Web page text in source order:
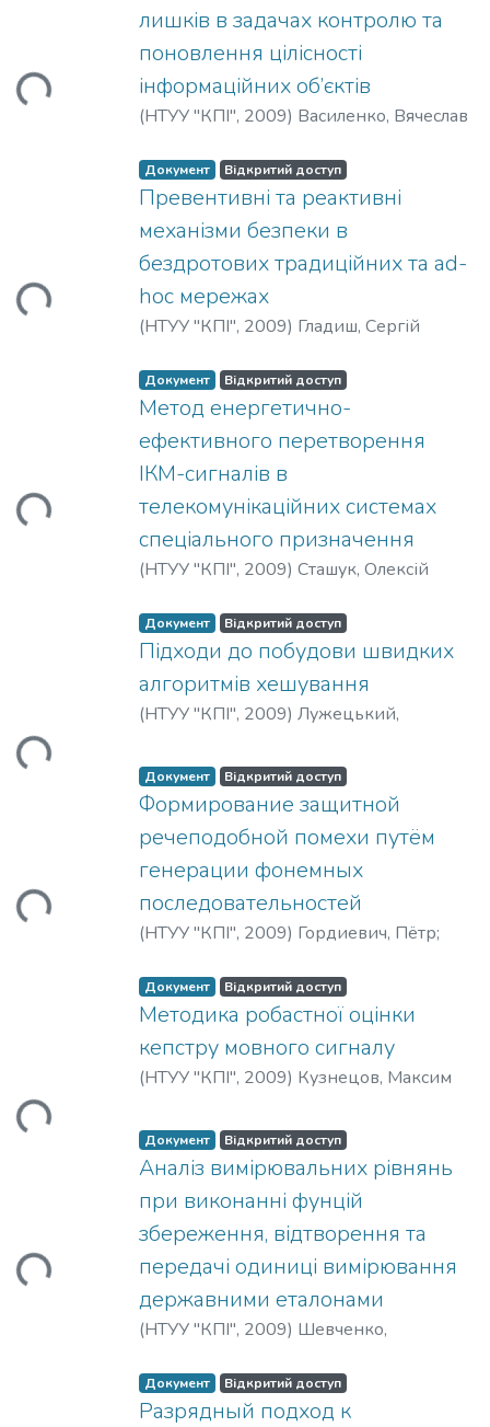
лишків в задачах контролю та
поновлення цілісності
інформаційних об’єктів
(НТУУ "КПІ", 2009) Василенко, Вячеслав
Документ Відкритий доступ
Превентивні та реактивні
механізми безпеки в
бездротових традиційних та ad-
hoc мережах
(НТУУ "КПІ", 2009) Гладиш, Сергій
Документ Відкритий доступ
Метод енергетично-
ефективного перетворення
ІКМ-сигналів в
телекомунікаційних системах
спеціального призначення
(НТУУ "КПІ", 2009) Сташук, Олексій
Документ Відкритий доступ
Підходи до побудови швидких
алгоритмів хешування
(НТУУ "КПІ", 2009) Лужецький,
Документ Відкритий доступ
Формирование защитной
речеподобной помехи путём
генерации фонемных
последовательностей
(НТУУ "КПІ", 2009) Гордиевич, Пётр;
Порошин, Игорь
Документ Відкритий доступ
Методика робастної оцінки
кепстру мовного сигналу
(НТУУ "КПІ", 2009) Кузнецов, Максим
Документ Відкритий доступ
Аналіз вимірювальних рівнянь
при виконанні фунцій
збереження, відтворення та
передачі одиниці вимірювання
державними еталонами
(НТУУ "КПІ", 2009) Шевченко,
Документ Відкритий доступ
Разрядный подход к